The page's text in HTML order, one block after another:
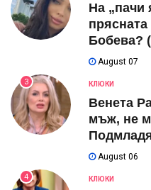
На „пачи
Бобева?
August 07
3 КЛЮКИ
Венета
мъж, не
August 06
4 КЛЮКИ